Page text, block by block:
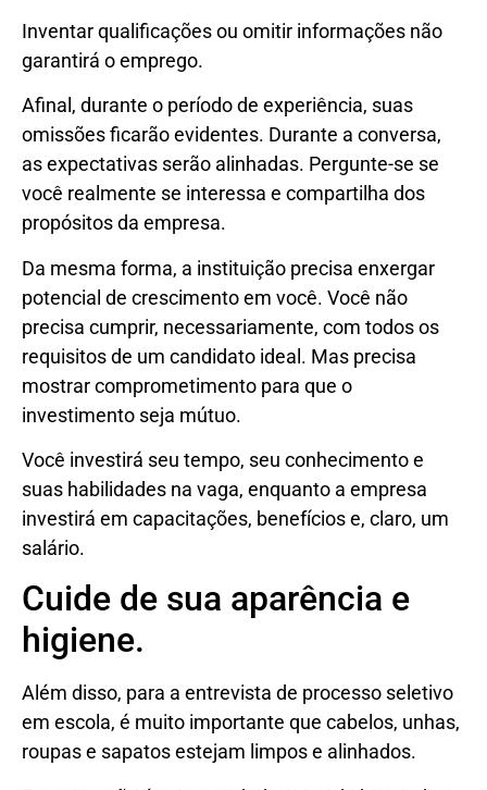
Inventar qualificações ou omitir informações não
garantirá o emprego.
Afinal, durante o período de experiência, suas
omissões ficarão evidentes. Durante a conversa,
as expectativas serão alinhadas. Pergunte-se se
você realmente se interessa e compartilha dos
propósitos da empresa.
Da mesma forma, a instituição precisa enxergar
potencial de crescimento em você. Você não
precisa cumprir, necessariamente, com todos os
requisitos de um candidato ideal. Mas precisa
mostrar comprometimento para que o
investimento seja mútuo.
Você investirá seu tempo, seu conhecimento e
suas habilidades na vaga, enquanto a empresa
investirá em capacitações, benefícios e, claro, um
salário.
Cuide de sua aparência e
higiene.
Além disso, para a entrevista de processo seletivo
em escola, é muito importante que cabelos, unhas,
roupas e sapatos estejam limpos e alinhados.